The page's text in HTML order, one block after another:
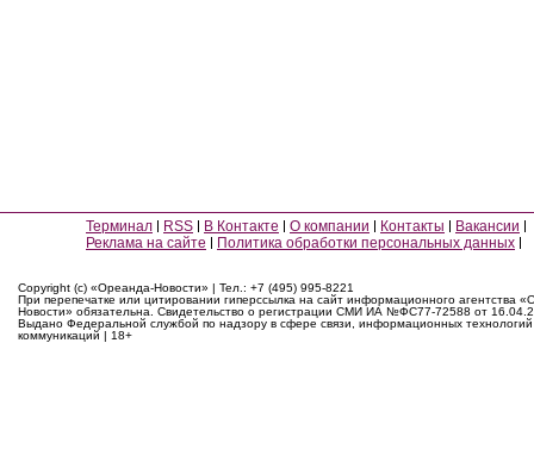
Терминал RSS В Контакте О компании Контакты
Вакансии
Реклама на сайте
Политика обработки персональных данных
Copyright (c) «Ореанда-Новости» | Тел.: +7 (495) 995-8221
При перепечатке или цитировании гиперссылка на сайт информационного агентства
Новости» обязательна. Свидетельство о регистрации СМИ ИА №ФС77-72588 от
Выдано Федеральной службой по надзору в сфере связи, информационных
коммуникаций | 18+